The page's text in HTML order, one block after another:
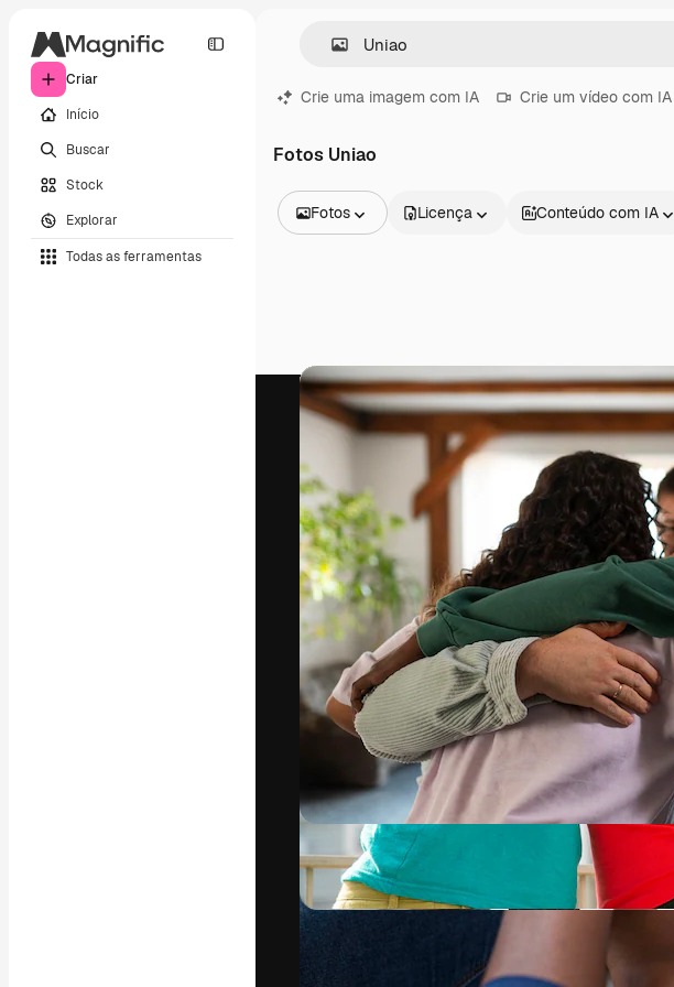
Criar
Início
Buscar
Stock
Explorar
Todas as ferramentas
Crie uma imagem com IA Crie um vídeo com IA
Fotos Uniao
Fotos
Vídeos
Clipes de vídeo
Animações
Modelos de vídeos
Modelos 3D
Fontes
Licença Conteúdo com IA
A plataforma criativa para você
seu melhor trabalho. Mais de 1 milhão de
assinantes entre criativos, empresas,
agências e estúdios.
Português
2026